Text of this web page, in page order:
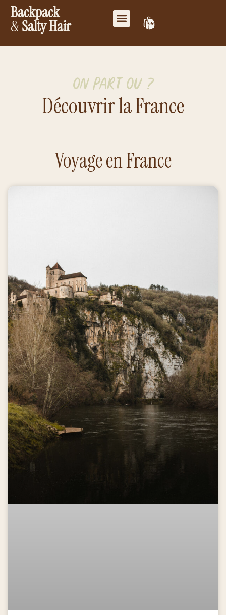
Backpack
&Salty Hair
On part où ?
Découvrir la France
Voyage en France